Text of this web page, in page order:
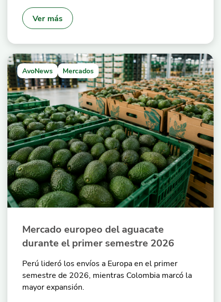
Ver más
AvoNews Mercados
Mercado europeo del aguacate
durante el primer semestre 2026
Perú lideró los envíos a Europa en el primer
semestre de 2026, mientras Colombia marcó la
mayor expansión.